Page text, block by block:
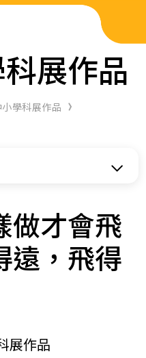
展作品
小學科展作品
做才會飛
遠，飛得
展作品